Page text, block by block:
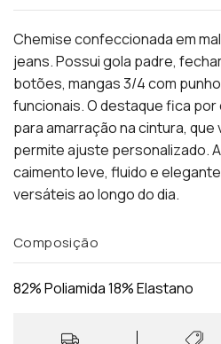
Chemise confeccionada em
jeans. Possui gola padre,
botões, mangas 3/4 com
funcionais. O destaque fica
para amarração na cintura, que
permite ajuste personalizado.
caimento leve, fluido e
versáteis ao longo do dia.
Composição
82% Poliamida 18% Elastano